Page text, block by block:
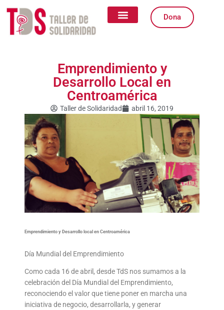
al
contenido
Dona
Emprendimiento y
Desarrollo Local en
Centroamérica
Taller de Solidaridad abril 16, 2019
Emprendimiento y Desarrollo local en Centroamérica
Día Mundial del Emprendimiento
Como cada 16 de abril, desde TdS nos sumamos a la
celebración del Día Mundial del Emprendimiento,
reconociendo el valor que tiene poner en marcha una
iniciativa de negocio, desarrollarla, y generar